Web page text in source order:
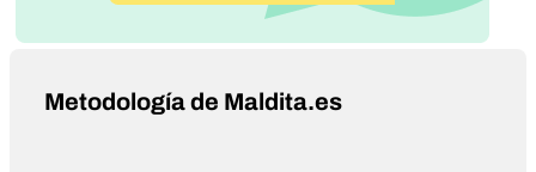
Metodología de Maldita.es